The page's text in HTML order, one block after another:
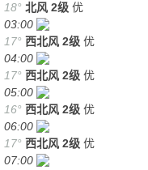
18° 北风 2级 优
03:00
17° 西北风 2级 优
04:00
17° 西北风 2级 优
05:00
16° 西北风 2级 优
06:00
17° 西北风 2级 优
07:00